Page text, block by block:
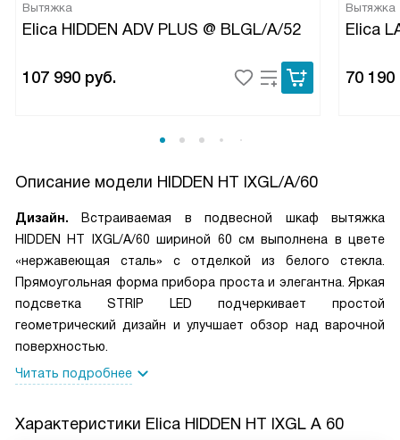
Вытяжка
Elica HIDDEN ADV PLUS @ BLGL/A/52
107 990 руб.
Вытяжка
Elica
70 190
Описание модели HIDDEN HT IXGL/A/60
Дизайн. Встраиваемая в подвесной шкаф вытяжка
HIDDEN HT IXGL/A/60 шириной 60 см выполнена в цвете
«нержавеющая сталь» с отделкой из белого стекла.
Прямоугольная форма прибора проста и элегантна. Яркая
подсветка STRIP LED подчеркивает простой
геометрический дизайн и улучшает обзор над варочной
поверхностью.
Читать подробнее
Характеристики Elica HIDDEN HT IXGL A 60